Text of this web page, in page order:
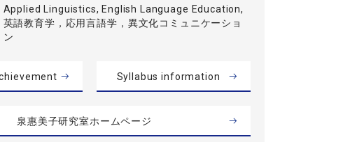
Applied Linguistics, English Language Education,
英語教育学，応用言語学，異文化コミュニケーショ
ン
Syllabus information
泉惠美子研究室ホームページ